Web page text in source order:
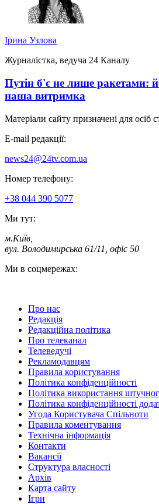
Ірина Узлова
Журналістка, ведуча 24 Каналу
Путін б'є не лише ракетами:
наша витримка
Матеріали сайту призначені для осіб
E-mail редакції:
news24@24tv.com.ua
Номер телефону:
+38 044 390 5077
Ми тут:
м.Київ
вул. Володимирська 61/11, офіс 50
Ми в соцмережах:
Про нас
Редакція
Редакційна політика
Про телеканал
Телеведучі
Рекламодавцям
Правила користування
Політика конфіденційності
Політика використання
Політика конфіденційності
Угода Користувача Спільноти
Правила коментування
Технічна інформація
Контакти
Вакансії
Структура власності
Архів
Карта сайту
Ігри